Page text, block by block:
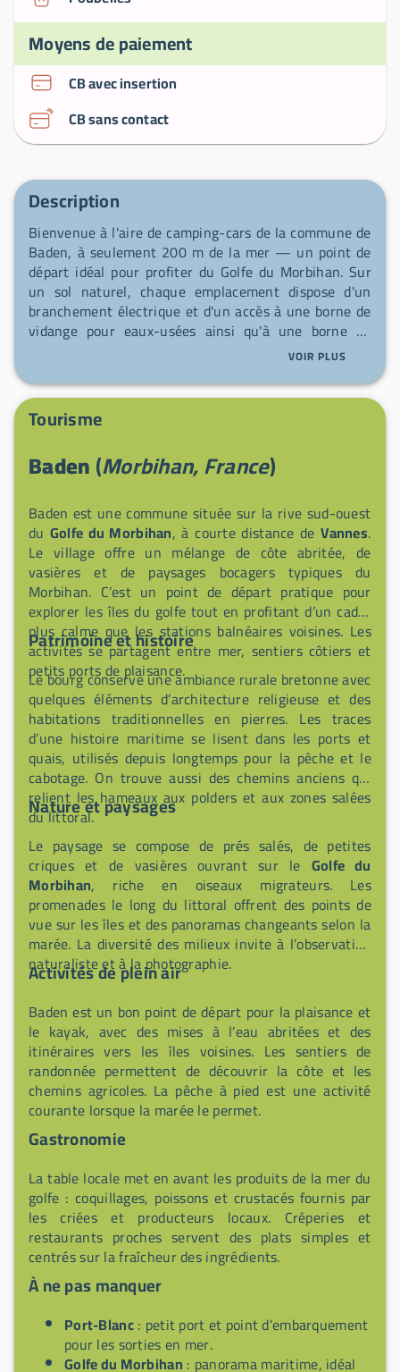
Moyens de paiement
CB avec insertion
CB sans contact
Description
Bienvenue à l'aire de camping-cars de la commune de
Baden, à seulement 200 m de la mer — un point de
départ idéal pour profiter du Golfe du Morbihan. Sur
un sol naturel, chaque emplacement dispose d'un
branchement électrique et d'un accès à une borne de
vidange pour eaux-usées ainsi qu'à une borne de
vidange spécifique pour WC chimiques et à une borne
sanitaires et douches accessibles toute l'année, une
laverie automatique, et souvent un food-truck sur
place pour un repas convivial. Pour les loisirs : terrain
adaptés à la randonnée pédestre et équestre,
quelques kilomètres. Commerces et marché
hebdomadaire sont facilement accessibles pour faire
le plein avant vos balades.
VOIR PLUS
Tourisme
Baden(Morbihan, France)
Baden est une commune située sur la rive sud-ouest
du Golfe du Morbihan, à courte distance deVannes.
Le village offre un mélange de côte abritée, de
vasières et de paysages bocagers typiques du
Morbihan. C’est un point de départ pratique pour
explorer les îles du golfe tout en profitant d’un cadre
plus calme que les stations balnéaires voisines. Les
activités se partagent entre mer, sentiers côtiers et
petits ports de plaisance.
Patrimoine et histoire
Le bourg conserve une ambiance rurale bretonne avec
quelques éléments d’architecture religieuse et des
habitations traditionnelles en pierres. Les traces
d’une histoire maritime se lisent dans les ports et
quais, utilisés depuis longtemps pour la pêche et le
cabotage. On trouve aussi des chemins anciens qui
relient les hameaux aux polders et aux zones salées
du littoral.
Nature et paysages
Le paysage se compose de prés salés, de petites
criques et de vasières ouvrant sur le Golfe du
Morbihan, riche en oiseaux migrateurs. Les
promenades le long du littoral offrent des points de
vue sur les îles et des panoramas changeants selon la
marée. La diversité des milieux invite à l’observation
naturaliste et à la photographie.
Activités de plein air
Baden est un bon point de départ pour la plaisance et
le kayak, avec des mises à l’eau abritées et des
itinéraires vers les îles voisines. Les sentiers de
randonnée permettent de découvrir la côte et les
chemins agricoles. La pêche à pied est une activité
courante lorsque la marée le permet.
Gastronomie
La table locale met en avant les produits de la mer du
golfe : coquillages, poissons et crustacés fournis par
les criées et producteurs locaux. Crêperies et
restaurants proches servent des plats simples et
centrés sur la fraîcheur des ingrédients.
À ne pas manquer
Port-Blanc: petit port et point d’embarquement
pour les sorties en mer.
Golfe du Morbihan : panorama maritime, idéal